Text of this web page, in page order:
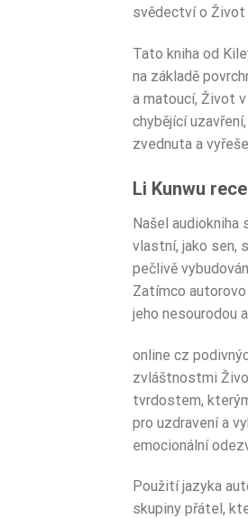
svědectví o Život
Tato kniha od
na základě
a matoucí, Život
chybějící
zvednuta a
Li Kunwu
Našel audiokniha
vlastní, jako sen,
pečlivě
Zatímco
jeho nesourodou
online cz
zvláštnostmi
tvrdostem,
pro uzdravení a
emocionální
Použití jazyka
skupiny přátel,